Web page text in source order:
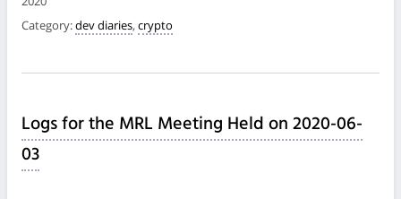
Category:dev diaries, crypto
Logs for the MRL Meeting Held on 2020-06-
03